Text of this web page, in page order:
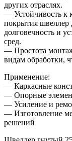
других отраслях.
— Устойчивость к
покрытия
долговечность и
сред.
— Простота
видам обработки,
Применение:
— Каркасные
— Опорные
— Усиление и
— Изготовление
решений